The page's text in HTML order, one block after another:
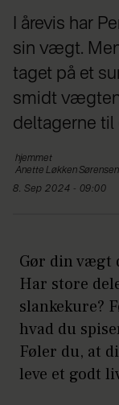
I årevis har
sin vægt.
taget på et
smidt
deltagerne til
hjemmet
Anette LøkkenSørensen
8. Sep 2024 - 09:00
Gør din vægt
Har store
slankekure?
hvad du
Føler du, at
leve et godt